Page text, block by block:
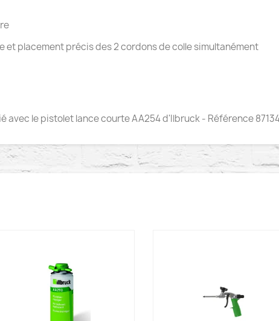
et placement précis des 2 cordons de colle simultanément
avec le pistolet lance courte AA254 d'Ilbruck - Référence